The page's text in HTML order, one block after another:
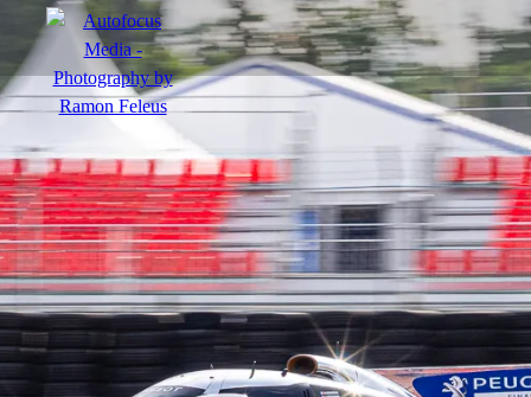
menu
Portretten
Sfeer